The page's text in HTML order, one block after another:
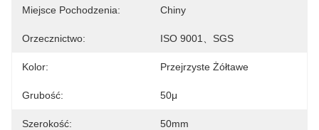
Miejsce Pochodzenia: Chiny
Orzecznictwo: ISO 9001、SGS
Kolor: Przejrzyste Żółtawe
Grubość: 50μ
Szerokość: 50mm